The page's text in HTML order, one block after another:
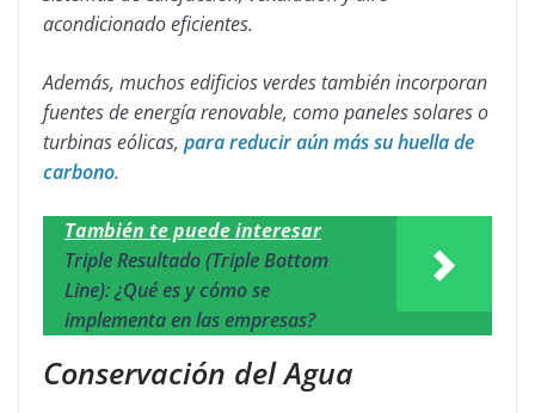
acondicionado eficientes.
Además, muchos edificios verdes también incorporan
fuentes de energía renovable, como paneles solares o
turbinas eólicas, para reducir aún más su huella de
carbono.
También te puede interesar
Triple Resultado (Triple Bottom
Line): ¿Qué es y cómo se
implementa en las empresas?
Conservación del Agua